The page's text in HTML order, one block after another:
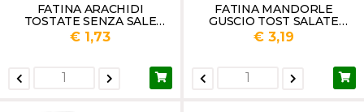
FATINA ARACHIDI
TOSTATE SENZA SALE
GR.150
€ 1,73
FATINA MANDORLE
GUSCIO TOST SALATE
GR200
€ 3,19